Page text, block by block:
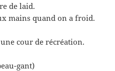
de laid.
mains quand on a froid.
cour de récréation.
gant)